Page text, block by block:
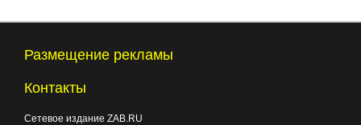
Размещение рекламы
Контакты
Сетевое издание ZAB.RU